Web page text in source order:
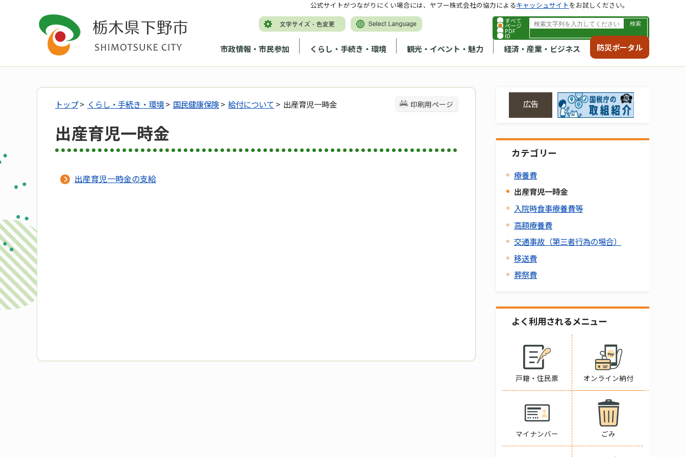
すべて
ページ
PDF
ID
市政情報・市民参加 くらし・手続き・環境 観光・イベント・魅力 経済・産業・ビジネス 防災ポータル
公式サイトがつながりにくい場合には、ヤフー株式会社の協力によるキャッシュサイトをお試しください。
印刷用ページ
トップ> くらし・手続き・環境> 国民健康保険> 給付について > 出産育児一時金
出産育児一時金
出産育児一時金の支給
広告
カテゴリー
療養費
出産育児一時金
入院時食事療養費等
高額療養費
交通事故（第三者行為の場合）
移送費
葬祭費
よく利用されるメニュー
戸籍・住民票 オンライン納付
マイナンバー ごみ